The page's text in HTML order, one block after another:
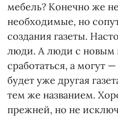
мебель? Конечно же
необходимые, но
создания газеты.
люди. А люди с новым
сработаться, а могут
будет уже другая
тем же названием.
прежней, но не